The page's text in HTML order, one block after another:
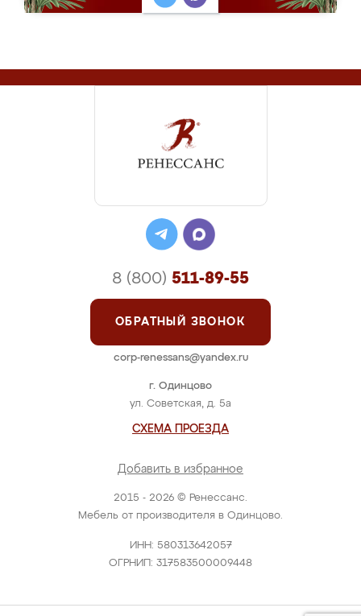
2015 - 2026 © Ренессанс.
Мебель от производителя в Одинцово.
ИНН: 580313642057
ОГРНИП: 317583500009448
г. Одинцово
ул. Советская, д. 5а
СХЕМА ПРОЕЗДА
Добавить в избранное
8 (800) 511-89-55
ОБРАТНЫЙ ЗВОНОК
corp-renessans@yandex.ru